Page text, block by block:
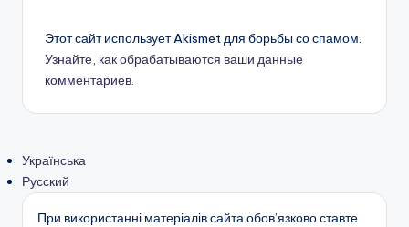
Этот сайт использует Akismet для борьбы со спамом.
Узнайте, как обрабатываются ваши данные
комментариев.
Українська
Русский
При використанні матеріалів сайта обов’язково ставте